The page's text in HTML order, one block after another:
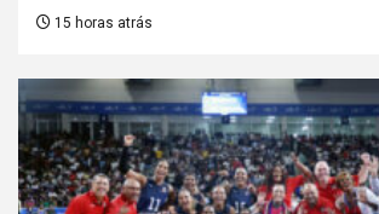
15 horas atrás